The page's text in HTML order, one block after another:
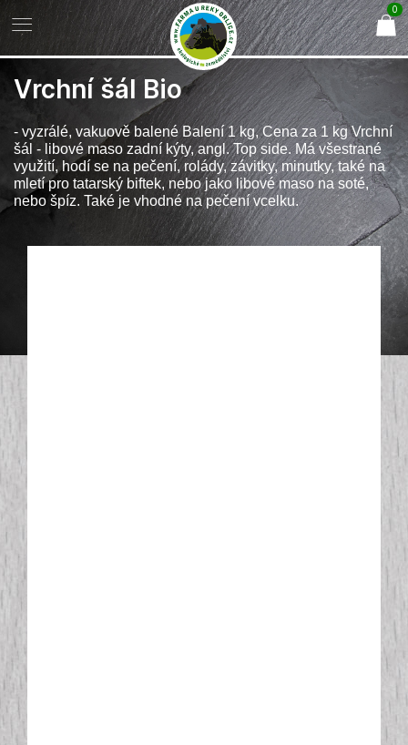
Vrchní šál Bio
- vyzrálé, vakuově balené Balení 1 kg, Cena za 1 kg Vrchní
šál - libové maso zadní kýty, angl. Top side. Má všestrané
využití, hodí se na pečení, rolády, závitky, minutky, také na
mletí pro tatarský biftek, nebo jako libové maso na soté,
nebo špíz. Také je vhodné na pečení vcelku.
0